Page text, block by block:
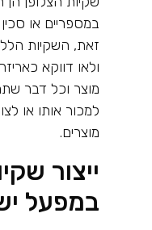
במספריים או
זאת, השקיות
ולאו דווקא
מוצר וכל דבר
למכור אותו או
מוצרים.
ייצור
במפעל